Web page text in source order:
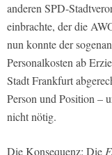
anderen SPD-
einbrachte, der die
nun konnte der
Personalkosten ab
Stadt Frankfurt
Person und Position –
nicht nötig.
Die Konsequenz: Die